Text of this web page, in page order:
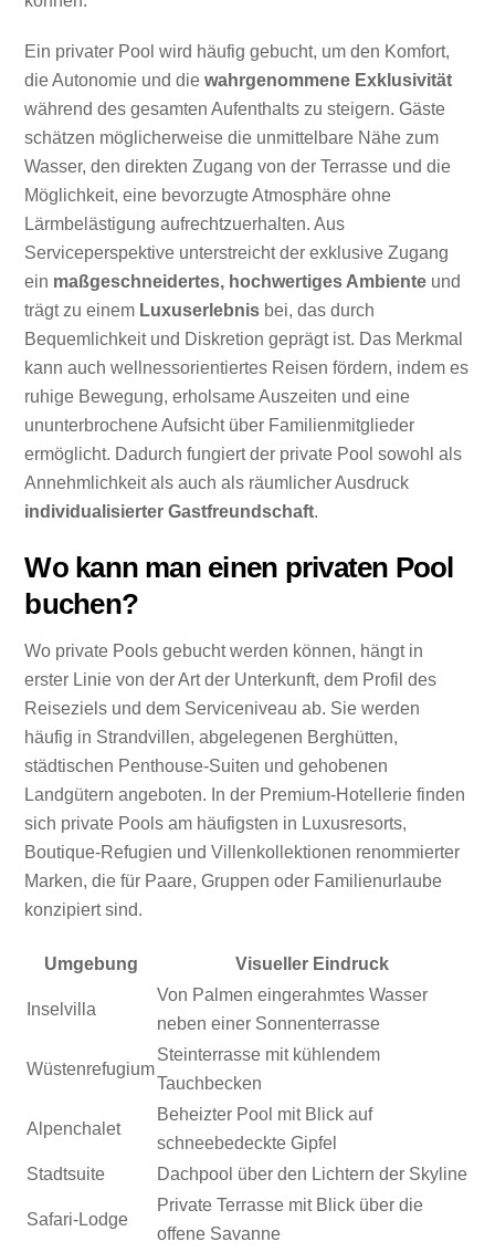
Ein privater Pool wird häufig gebucht, um den Komfort,
die Autonomie und diewahrgenommene Exklusivität
während des gesamten Aufenthalts zu steigern. Gäste
schätzen möglicherweise die unmittelbare Nähe zum
Wasser, den direkten Zugang von der Terrasse und die
Möglichkeit, eine bevorzugte Atmosphäre ohne
Lärmbelästigung aufrechtzuerhalten. Aus
Serviceperspektive unterstreicht der exklusive Zugang
ein maßgeschneidertes, hochwertiges Ambiente und
trägt zu einem Luxuserlebnis bei, das durch
Bequemlichkeit und Diskretion geprägt ist. Das Merkmal
kann auch wellnessorientiertes Reisen fördern, indem es
ruhige Bewegung, erholsame Auszeiten und eine
ununterbrochene Aufsicht über Familienmitglieder
ermöglicht. Dadurch fungiert der private Pool sowohl als
Annehmlichkeit als auch als räumlicher Ausdruck
individualisierter Gastfreundschaft.
Wo kann man einen privaten Pool
buchen?
Wo private Pools gebucht werden können, hängt in
erster Linie von der Art der Unterkunft, dem Profil des
Reiseziels und dem Serviceniveau ab. Sie werden
häufig in Strandvillen, abgelegenen Berghütten,
städtischen Penthouse-Suiten und gehobenen
Landgütern angeboten. In der Premium-Hotellerie finden
sich private Pools am häufigsten in Luxusresorts,
Boutique-Refugien und Villenkollektionen renommierter
Marken, die für Paare, Gruppen oder Familienurlaube
konzipiert sind.
Umgebung Visueller Eindruck
Inselvilla
Von Palmen eingerahmtes Wasser
neben einer Sonnenterrasse
Wüstenrefugium
Steinterrasse mit kühlendem
Tauchbecken
Alpenchalet
Beheizter Pool mit Blick auf
schneebedeckte Gipfel
Stadtsuite
Dachpool über den Lichtern der Skyline
Safari-Lodge
Private Terrasse mit Blick über die
offene Savanne